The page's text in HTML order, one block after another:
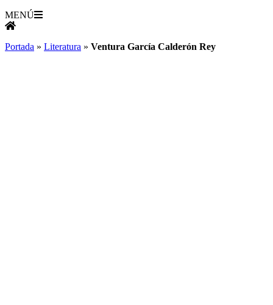
MENÚ
Portada » Literatura » Ventura García Calderón Rey